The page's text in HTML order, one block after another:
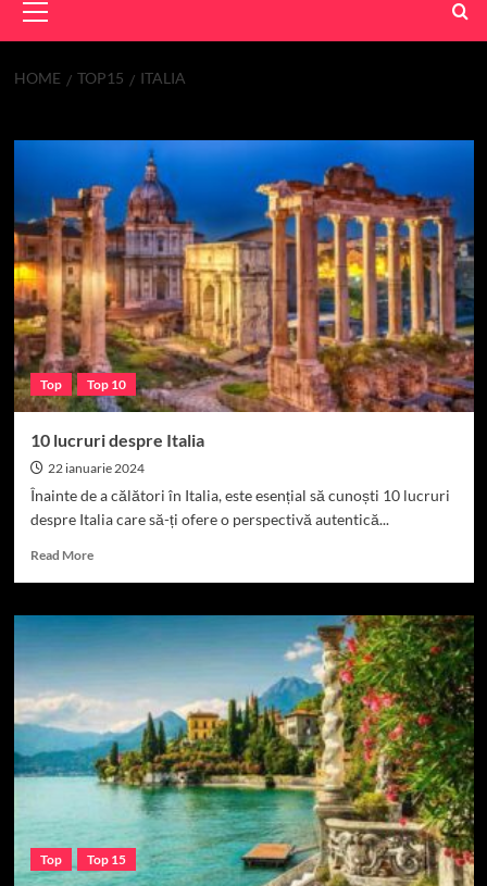
Menu
HOME TOP15 ITALIA
Top Top 10
10 lucruri despre Italia
22 ianuarie 2024
Înainte de a călători în Italia, este esențial să cunoști 10 lucruri
despre Italia care să-ți ofere o perspectivă autentică...
Read MoreRead
10
lucruri
Top Top 15